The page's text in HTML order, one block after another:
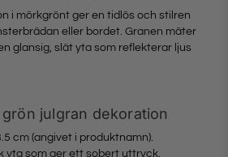
i mörkgrönt ger en tidlös och stilren
eller bordet. Granen mäter
glansig, slät yta som reflekterar ljus
julgran dekoration
cm (angivet i produktnamn).
yta som ger ett sobert uttryck.